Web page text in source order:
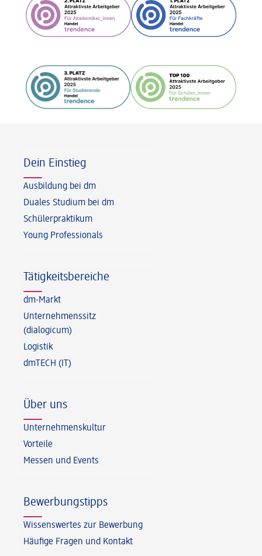
Dein Einstieg
Ausbildung bei dm
Duales Studium bei dm
Schülerpraktikum
Young Professionals
Tätigkeitsbereiche
dm-Markt
Unternehmenssitz
(dialogicum)
Logistik
dmTECH (IT)
Über uns
Unternehmenskultur
Vorteile
Messen und Events
Bewerbungstipps
Wissenswertes zur Bewerbung
Häufige Fragen und Kontakt